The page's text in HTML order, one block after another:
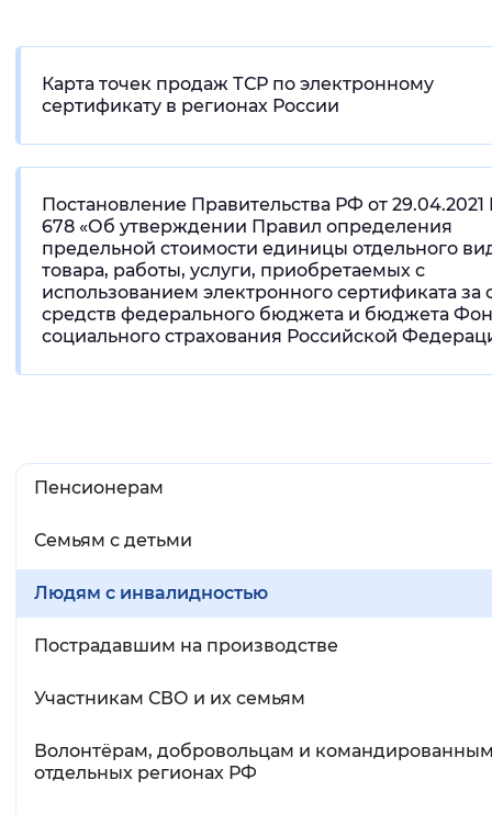
Карта точек продаж ТСР по электронному
сертификату в регионах России
Постановление Правительства РФ от
678 «Об утверждении Правил определения
предельной стоимости единицы отдельного
товара, работы, услуги, приобретаемых с
использованием электронного сертификата за
средств федерального бюджета и бюджета
социального страхования Российской
Пенсионерам
Семьям с детьми
Людям с инвалидностью
Пострадавшим на производстве
Участникам СВО и их семьям
Волонтёрам, добровольцам и
отдельных регионах РФ